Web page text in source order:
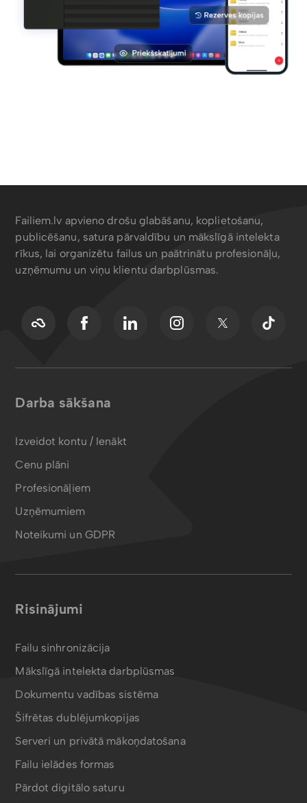
Failiem.lv apvieno drošu glabāšanu, koplietošanu,
publicēšanu, satura pārvaldību un mākslīgā intelekta
rīkus, lai organizētu failus un paātrinātu profesionāļu,
uzņēmumu un viņu klientu darbplūsmas.
Darba sākšana
Izveidot kontu / Ienākt
Cenu plāni
Profesionāļiem
Uzņēmumiem
Noteikumi un GDPR
Risinājumi
Failu sinhronizācija
Mākslīgā intelekta darbplūsmas
Dokumentu vadības sistēma
Šifrētas dublējumkopijas
Serveri un privātā mākoņdatošana
Failu ielādes formas
Pārdot digitālo saturu